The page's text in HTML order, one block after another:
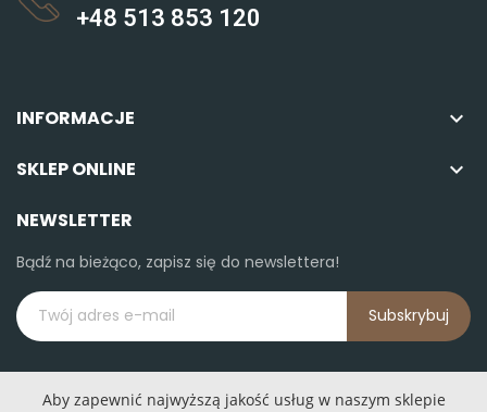
+48 513 853 120
INFORMACJE 
SKLEP ONLINE 
NEWSLETTER
Bądź na bieżąco, zapisz się do newslettera!
Subskrybuj
Aby zapewnić najwyższą jakość usług w naszym sklepie